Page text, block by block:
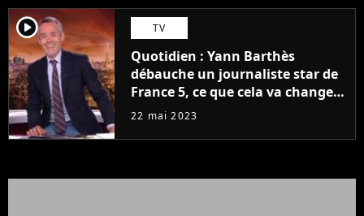
player2 TV
Quotidien : Yann Barthès
débauche un journaliste star de
France 5, ce que cela va changer
à la rentrée
22 mai 2023